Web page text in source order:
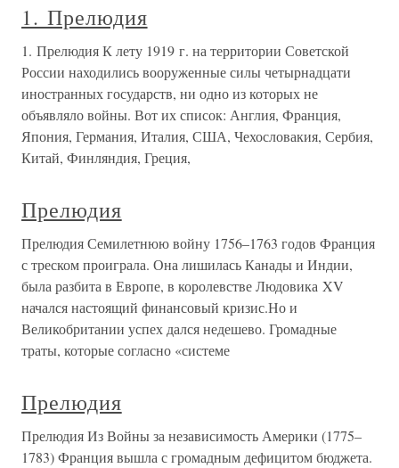
1. Прелюдия
1. Прелюдия К лету 1919 г. на территории Советской
России находились вооруженные силы четырнадцати
иностранных государств, ни одно из которых не
объявляло войны. Вот их список: Англия, Франция,
Япония, Германия, Италия, США, Чехословакия, Сербия,
Китай, Финляндия, Греция,
Прелюдия
Прелюдия Семилетнюю войну 1756–1763 годов Франция
с треском проиграла. Она лишилась Канады и Индии,
была разбита в Европе, в королевстве Людовика XV
начался настоящий финансовый кризис.Но и
Великобритании успех дался недешево. Громадные
траты, которые согласно «системе
Прелюдия
Прелюдия Из Войны за независимость Америки (1775–
1783) Франция вышла с громадным дефицитом бюджета.